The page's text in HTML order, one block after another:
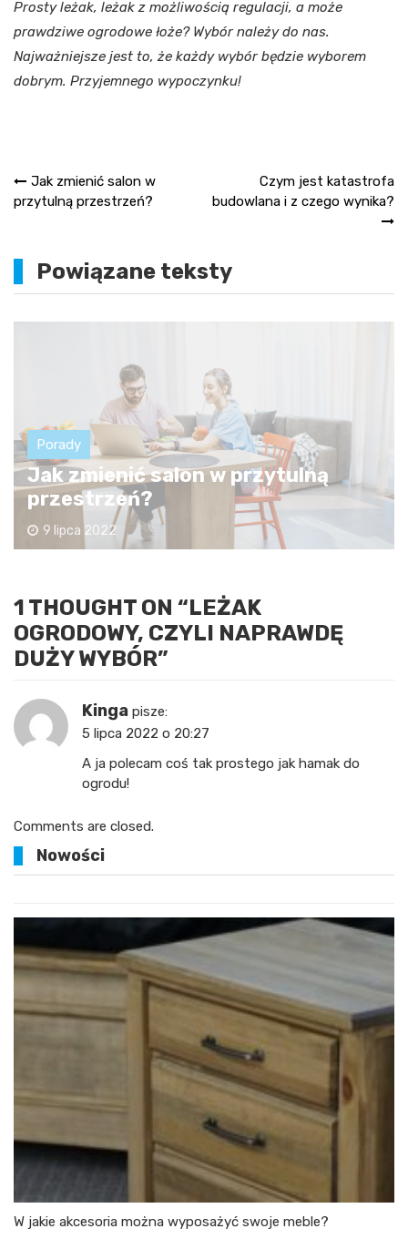
Prosty leżak, leżak z możliwością regulacji, a może
prawdziwe ogrodowe łoże? Wybór należy do nas.
Najważniejsze jest to, że każdy wybór będzie wyborem
dobrym. Przyjemnego wypoczynku!
Nawigacja
wpisu
Jak zmienić salon w
przytulną przestrzeń?
Czym jest katastrofa
budowlana i z czego wynika?
Powiązane teksty
Porady
Jak zmienić salon w przytulną
przestrzeń?
9 lipca 2022
1 THOUGHT ON “LEŻAK
OGRODOWY, CZYLI NAPRAWDĘ
DUŻY WYBÓR”
Kinga pisze:
5 lipca 2022 o 20:27
A ja polecam coś tak prostego jak hamak do
ogrodu!
Comments are closed.
Nowości
W jakie akcesoria można wyposażyć swoje meble?